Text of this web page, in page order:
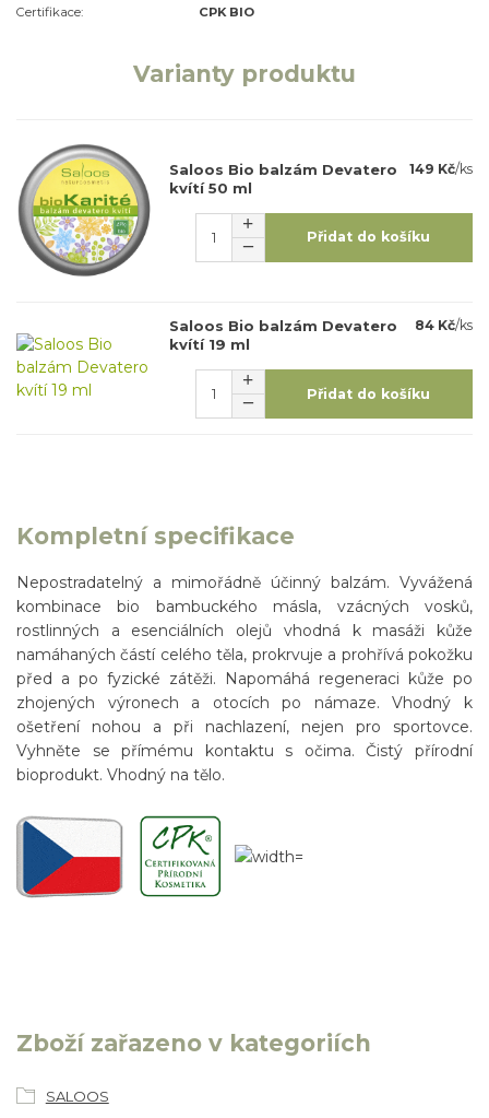
Certifikace:
CPK BIO
Varianty produktu
Saloos Bio balzám Devatero
kvítí 50 ml
149 Kč/ks
Přidat do košíku
Saloos Bio balzám Devatero
kvítí 19 ml
84 Kč/ks
Přidat do košíku
Kompletní specifikace
Nepostradatelný a mimořádně účinný balzám. Vyvážená
kombinace bio bambuckého másla, vzácných vosků,
rostlinných a esenciálních olejů vhodná k masáži kůže
namáhaných částí celého těla, prokrvuje a prohřívá pokožku
před a po fyzické zátěži. Napomáhá regeneraci kůže po
zhojených výronech a otocích po námaze. Vhodný k
ošetření nohou a při nachlazení, nejen pro sportovce.
Vyhněte se přímému kontaktu s očima. Čistý přírodní
bioprodukt. Vhodný na tělo.
Zboží zařazeno v kategoriích
SALOOS